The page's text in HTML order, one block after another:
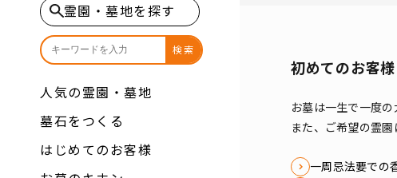
霊園・墓地を探す
検索
人気の霊園・墓地
墓石をつくる
はじめてのお客様
初めてのお客様
お墓は一生で一度
また、ご希望の霊
一周忌法要での